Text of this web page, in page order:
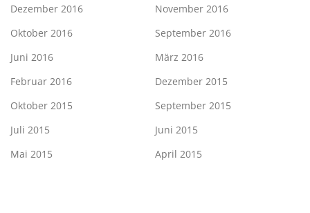
Dezember 2016
November 2016
Oktober 2016
September 2016
Juni 2016
März 2016
Februar 2016
Dezember 2015
Oktober 2015
September 2015
Juli 2015
Juni 2015
Mai 2015
April 2015